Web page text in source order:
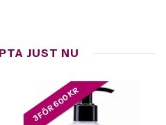
JUST NU
3 FÖR 600 KR